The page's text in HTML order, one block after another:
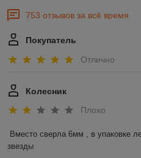
753 отзывов за всё время
Покупатель
Отлично
Колесник
Плохо
Вместо сверла 6мм , в упаковке
звезды